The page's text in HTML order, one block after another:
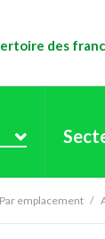
des
Par emplacement